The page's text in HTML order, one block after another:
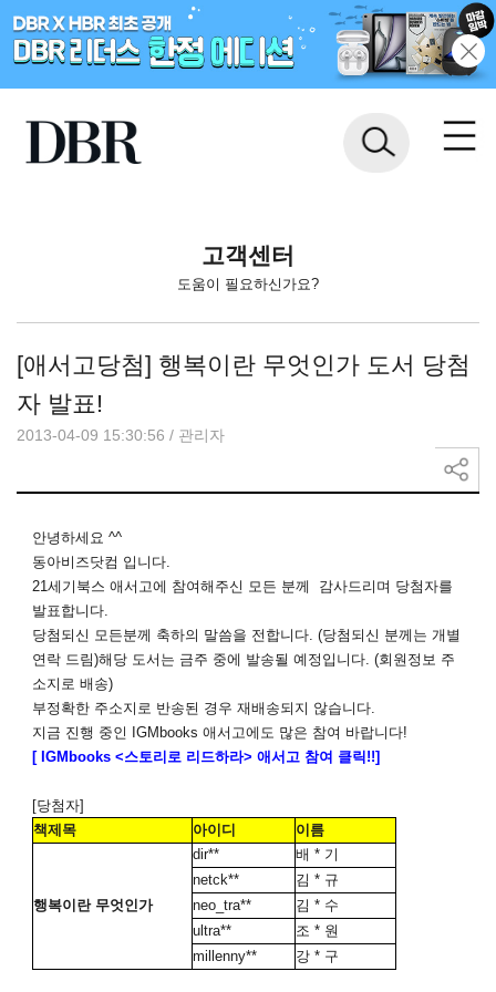
고객센터
도움이 필요하신가요?
[애서고당첨] 행복이란 무엇인가 도서 당첨
자 발표!
2013-04-09 15:30:56 / 관리자
안녕하세요 ^^
동아비즈닷컴 입니다.
21세기북스 애서고에 참여해주신 모든 분께 감사드리며 당첨자를
발표합니다.
당첨되신 모든분께 축하의 말씀을 전합니다 . (당첨되신 분께는 개별
연락 드림)해당 도서는 금주 중에 발송될 예정입니다 . (회원정보 주
소지로 배송)
부정확한 주소지로 반송된 경우 재배송되지 않습니다.
지금 진행 중인 IGMbooks 애서고에도 많은 참여 바랍니다!
[ IGMbooks <스토리로 리드하라> 애서고 참여 클릭!!]
[당첨자]
책제목
아이디 이름
행복이란 무엇인가
dir**
배 * 기
netck**
김 * 규
neo_tra**
김 * 수
ultra**
조 * 원
millenny**
강 * 구